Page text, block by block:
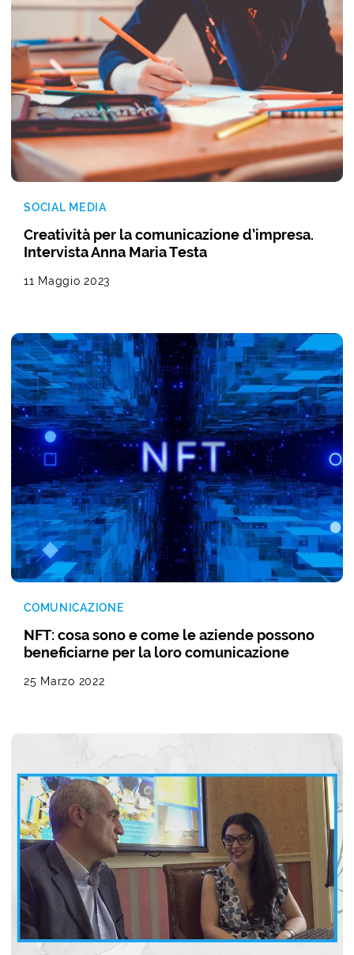
SOCIAL MEDIA
Creatività per la comunicazione d’impresa.
Intervista Anna Maria Testa
11 Maggio 2023
COMUNICAZIONE
NFT: cosa sono e come le aziende possono
beneficiarne per la loro comunicazione
25 Marzo 2022